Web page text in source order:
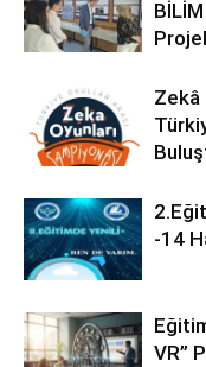
Zekâ
-14
VR”